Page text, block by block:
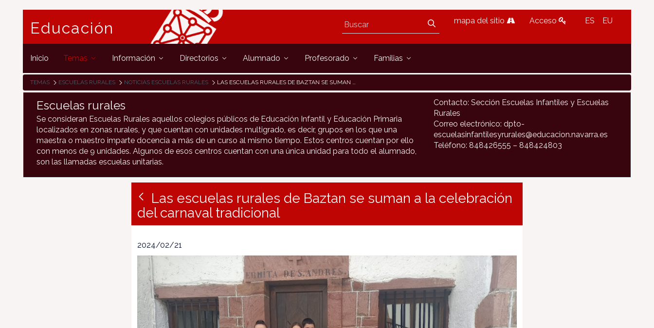
Educación mapa del sitio Acceso ES EU
Inicio Temas Información Directorios Alumnado Profesorado Familias
TEMAS ESCUELAS RURALES NOTICIAS ESCUELAS RURALES LAS ESCUELAS RURALES DE BAZTAN SE SUMAN A LA CELEBRACIÓN DEL CARNAVAL TRADICIONAL
Escuelas rurales
Se consideran Escuelas Rurales aquellos colegios públicos de Educación Infantil y Educación Primaria
localizados en zonas rurales, y que cuentan con unidades multigrado, es decir, grupos en los que una
maestra o maestro imparte docencia a más de un curso al mismo tiempo. Estos centros cuentan por ello
con menos de 9 unidades. Algunos de esos centros cuentan con una única unidad para todo el alumnado,
son las llamadas escuelas unitarias.
Contacto: Sección Escuelas Infantiles y Escuelas
Rurales
Correo electrónico: dpto-
escuelasinfantilesyrurales@educacion.navarra.es
Teléfono: 848426555 – 848424803
Las escuelas rurales de Baztan se suman a la celebración
del carnaval tradicional
2024/02/21